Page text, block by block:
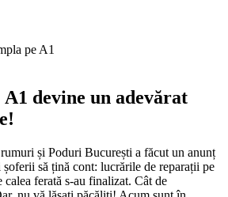
devine un adevărat
și Poduri București a făcut un anunț
șoferii să țină cont: lucrările de reparații pe
calea ferată s-au finalizat. Cât de